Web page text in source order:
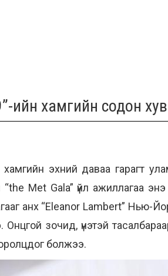
ийн хамгийн содон
эхний даваа гарагт
Met Gala” үйл ажиллагаа
анх “Eleanor Lambert” Нью-
зочид, үнэтэй
оролцдог болжээ.